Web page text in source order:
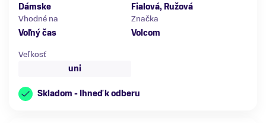
Dámske
Fialová, Ružová
Vhodné na
Voľný čas
Značka
Volcom
Veľkosť
uni
Skladom - Ihneď k odberu